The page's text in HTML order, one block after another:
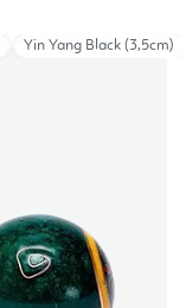
Yin Yang Black (3,5cm)